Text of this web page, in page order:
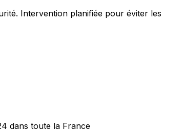
Intervention planifiée pour éviter les
dans toute la France